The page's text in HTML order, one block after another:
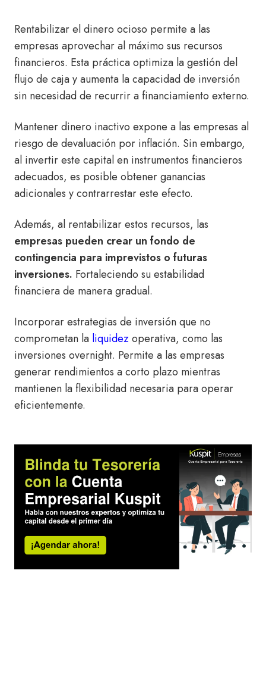
Rentabilizar el dinero ocioso permite a las
empresas aprovechar al máximo sus recursos
financieros. Esta práctica optimiza la gestión del
flujo de caja y aumenta la capacidad de inversión
sin necesidad de recurrir a financiamiento externo.
Mantener dinero inactivo expone a las empresas al
riesgo de devaluación por inflación. Sin embargo,
al invertir este capital en instrumentos financieros
adecuados, es posible obtener ganancias
adicionales y contrarrestar este efecto.
Además, al rentabilizar estos recursos, las
empresas pueden crear un fondo de
contingencia para imprevistos o futuras
inversiones. Fortaleciendo su estabilidad
financiera de manera gradual.
Incorporar estrategias de inversión que no
comprometan la liquidez operativa, como las
inversiones overnight. Permite a las empresas
generar rendimientos a corto plazo mientras
mantienen la flexibilidad necesaria para operar
eficientemente.